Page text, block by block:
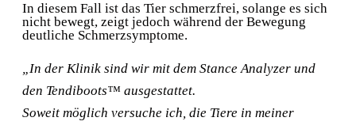
In diesem Fall ist das Tier schmerzfrei, solange es sich
nicht bewegt, zeigt jedoch während der Bewegung
deutliche Schmerzsymptome.
„In der Klinik sind wir mit dem Stance Analyzer und
den Tendiboots™ ausgestattet.
Soweit möglich versuche ich, die Tiere in meiner